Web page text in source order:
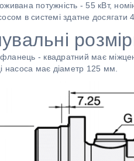
потужність - 55 кВт,
в системі здатне досягати
- квадратний має
насоса має діаметр 125 мм.